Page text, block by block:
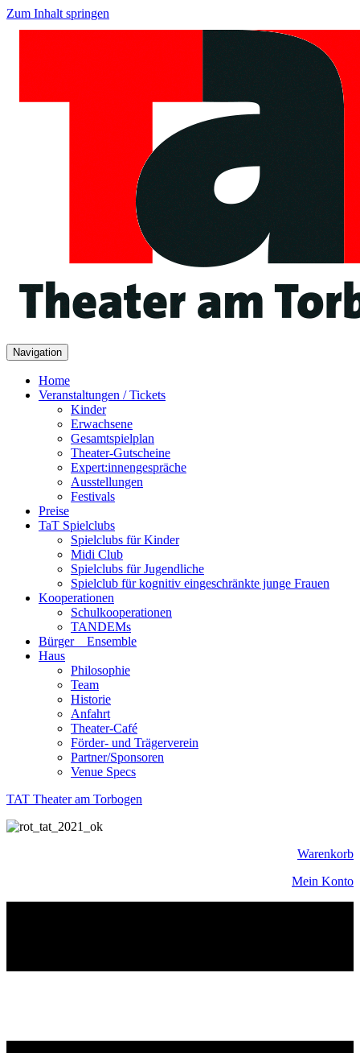
Zum Inhalt springen
Navigation
Home
Veranstaltungen / Tickets
Kinder
Erwachsene
Gesamtspielplan
Theater-Gutscheine
Expert:innengespräche
Ausstellungen
Festivals
Preise
TaT Spielclubs
Spielclubs für Kinder
Midi Club
Spielclubs für Jugendliche
Spielclub für kognitiv eingeschränkte junge Frauen
Kooperationen
Schulkooperationen
TANDEMs
Bürger__Ensemble
Haus
Philosophie
Team
Historie
Anfahrt
Theater-Café
Förder- und Trägerverein
Partner/Sponsoren
Venue Specs
TAT Theater am Torbogen
Warenkorb
Mein Konto